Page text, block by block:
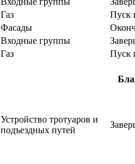
Газ
Пуск
Фасады
Входные группы
Газ
Пуск
Устройство тротуаров и
подъездных путей